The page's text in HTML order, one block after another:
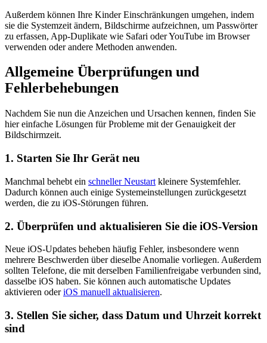
Außerdem können Ihre Kinder Einschränkungen umgehen, indem
sie die Systemzeit ändern, Bildschirme aufzeichnen, um Passwörter
zu erfassen, App-Duplikate wie Safari oder YouTube im Browser
verwenden oder andere Methoden anwenden.
Allgemeine Überprüfungen und
Fehlerbehebungen
Nachdem Sie nun die Anzeichen und Ursachen kennen, finden Sie
hier einfache Lösungen für Probleme mit der Genauigkeit der
Bildschirmzeit.
1. Starten Sie Ihr Gerät neu
Manchmal behebt ein schneller Neustart kleinere Systemfehler.
Dadurch können auch einige Systemeinstellungen zurückgesetzt
werden, die zu iOS-Störungen führen.
2. Überprüfen und aktualisieren Sie die iOS-Version
Neue iOS-Updates beheben häufig Fehler, insbesondere wenn
mehrere Beschwerden über dieselbe Anomalie vorliegen. Außerdem
sollten Telefone, die mit derselben Familienfreigabe verbunden sind,
dasselbe iOS haben. Sie können auch automatische Updates
aktivieren oderiOS manuell aktualisieren.
3. Stellen Sie sicher, dass Datum und Uhrzeit korrekt
sind